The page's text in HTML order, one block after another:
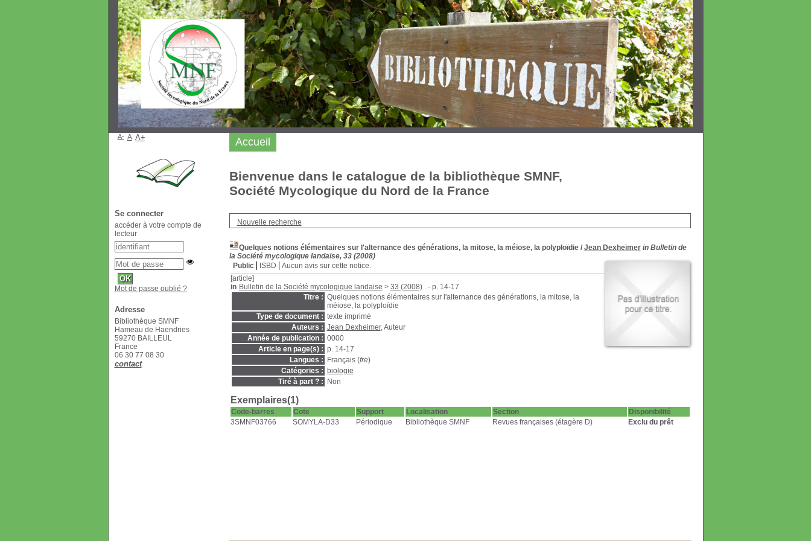
Bienvenue dans le catalogue de la bibliothèque SMNF,
Société Mycologique du Nord de la France
Nouvelle recherche
Quelques notions élémentaires sur l'alternance des générations, la mitose, la méiose, la polyploïdie/ Jean Dexheimer in Bulletin de
la Société mycologique landaise, 33 (2008)
Public
ISBD
Aucun avis sur cette notice.
[article]
in Bulletin de la Société mycologique landaise > 33 (2008). - p. 14-17
Titre : Quelques notions élémentaires sur l'alternance des générations, la mitose, la
méiose, la polyploïdie
Type de document : texte imprimé
Auteurs : Jean Dexheimer, Auteur
Année de publication : 0000
Article en page(s) : p. 14-17
Langues :
Français (fre)
Catégories : biologie
Tiré à part ? :
Non
Exemplaires(1)
Code-barres Cote Support Localisation Section
Disponibilité
3SMNF03766
SOMYLA-D33 Périodique Bibliothèque SMNF Revues françaises (étagère D) Exclu du prêt
Accueil
A- A A+
Se connecter
accéder à votre compte de
lecteur
Mot de passe oublié ?
Adresse
Bibliothèque SMNF
Hameau de Haendries
59270 BAILLEUL
France
06 30 77 08 30
contact